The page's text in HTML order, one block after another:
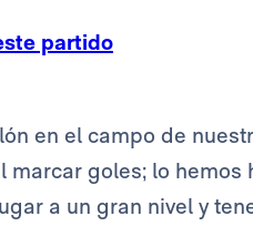
partido
en el campo de
goles; lo hemos
a un gran nivel y